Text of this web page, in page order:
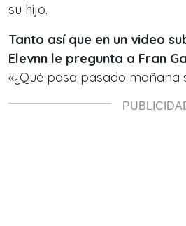
su hijo.
Tanto así que en un video
Elevnn le pregunta a Fran
«¿Qué pasa pasado mañana